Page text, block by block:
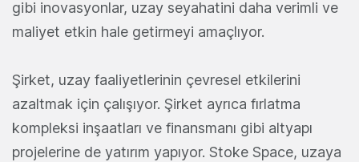
gibi inovasyonlar, uzay seyahatini daha verimli ve
maliyet etkin hale getirmeyi amaçlıyor.
Şirket, uzay faaliyetlerinin çevresel etkilerini
azaltmak için çalışıyor. Şirket ayrıca fırlatma
kompleksi inşaatları ve finansmanı gibi altyapı
projelerine de yatırım yapıyor. Stoke Space, uzaya